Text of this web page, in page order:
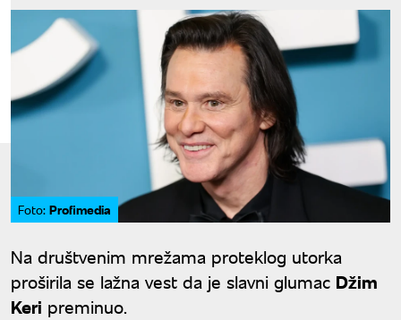
Foto: Profimedia
Na društvenim mrežama proteklog utorka
proširila se lažna vest da je slavni glumac Džim
Keri preminuo.